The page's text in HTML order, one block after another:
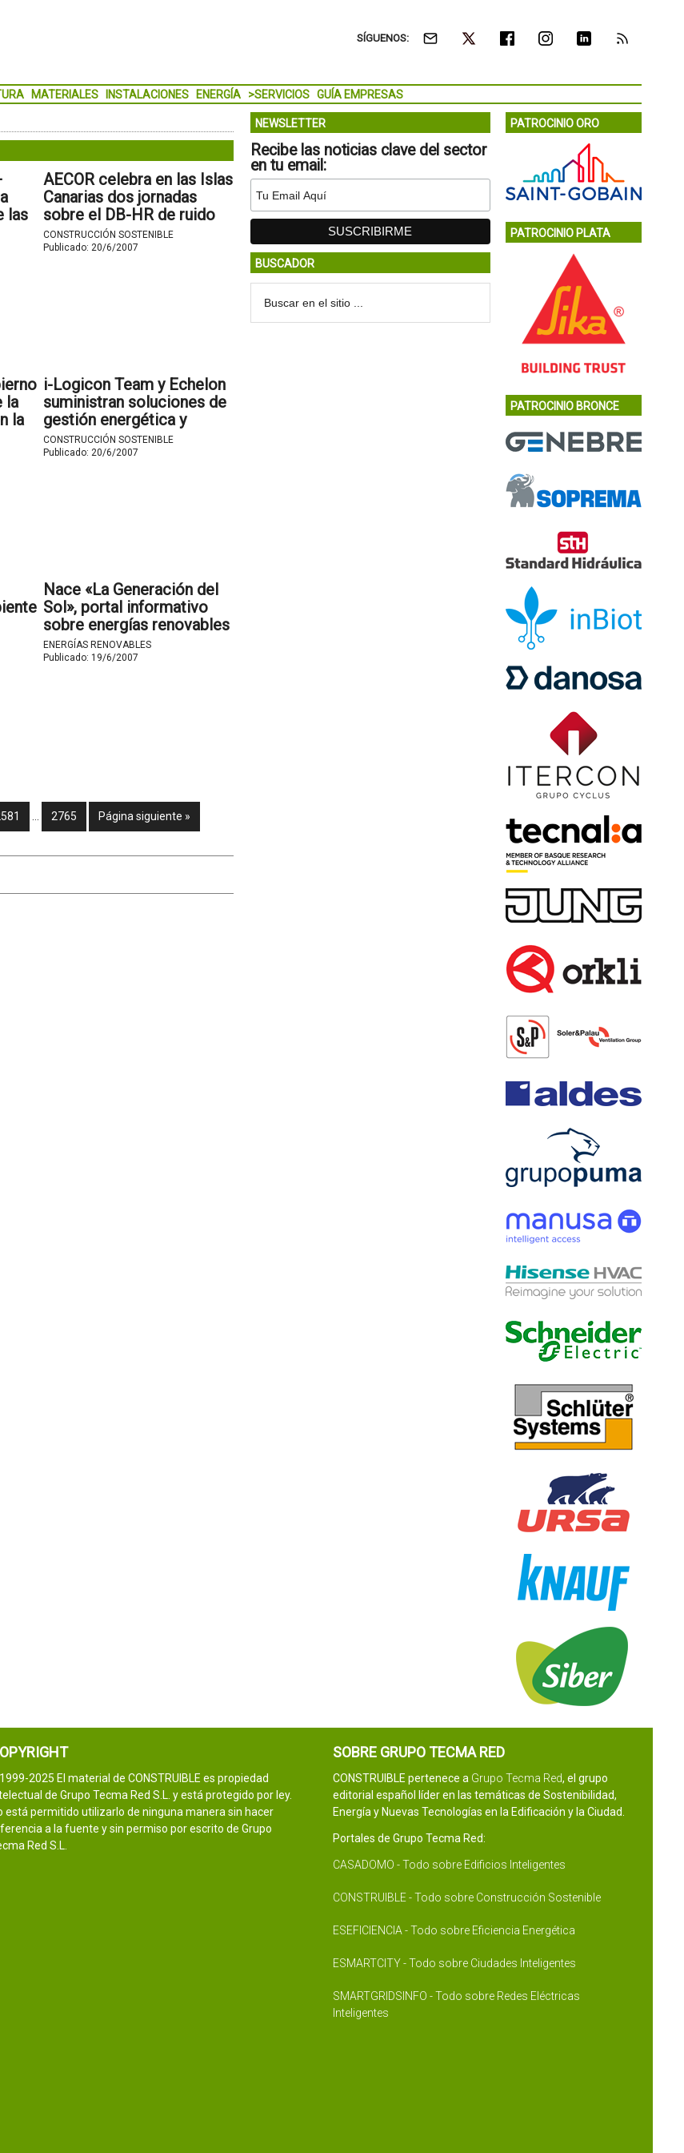
SÍGUENOS:
MATERIALES INSTALACIONES ENERGÍA >SERVICIOS GUÍA EMPRESAS
las
AECOR celebra en las Islas
Canarias dos jornadas
sobre el DB-HR de ruido
del CTE.
CONSTRUCCIÓN SOSTENIBLE
Publicado:20/6/2007
la
la
i-Logicon Team y Echelon
suministran soluciones de
gestión energética y
control de procesos al
mercado industrial de la
CONSTRUCCIÓN SOSTENIBLE
Publicado:20/6/2007
Nace «La Generación del
Sol», portal informativo
sobre energías renovables
y eficiencia energética
patrocinado por Isofotón.
ENERGÍAS RENOVABLES
Publicado: 19/6/2007
2765 Página siguiente »
NEWSLETTER
Recibe las noticias clave del sector
en tu email:
BUSCADOR
PATROCINIO ORO
PATROCINIO PLATA
PATROCINIO BRONCE
2025 El material de CONSTRUIBLE es propiedad
de Grupo Tecma Red S.L. y está protegido por ley.
está permitido utilizarlo de ninguna manera sin hacer
a la fuente y sin permiso por escrito de Grupo
Red S.L.
SOBRE GRUPO TECMA RED
CONSTRUIBLE pertenece a Grupo Tecma Red, el grupo
editorial español líder en las temáticas de Sostenibilidad,
Energía y Nuevas Tecnologías en la Edificación y la Ciudad.
Portales de Grupo Tecma Red:
CASADOMO - Todo sobre Edificios Inteligentes
CONSTRUIBLE - Todo sobre Construcción Sostenible
ESEFICIENCIA - Todo sobre Eficiencia Energética
ESMARTCITY - Todo sobre Ciudades Inteligentes
SMARTGRIDSINFO - Todo sobre Redes Eléctricas
Inteligentes